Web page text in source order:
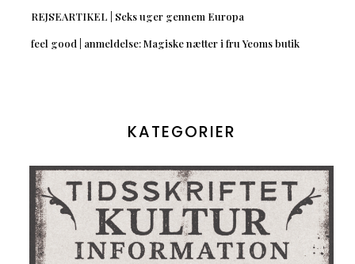
REJSEARTIKEL | Seks uger gennem Europa
feel good | anmeldelse: Magiske nætter i fru Yeoms butik
KATEGORIER